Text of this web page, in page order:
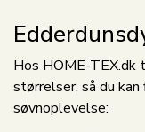
Hos HOME-TEX.dk
størrelser, så du
søvnoplevelse: